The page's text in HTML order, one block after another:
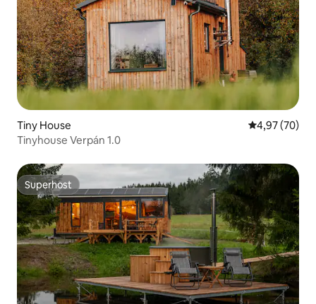
Tiny House
4,97 (70)
Tinyhouse Verpán 1.0
Superhost
Superhost